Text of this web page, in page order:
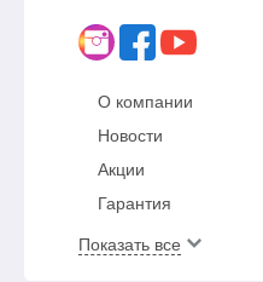
О компании
Новости
Акции
Гарантия
Показать все